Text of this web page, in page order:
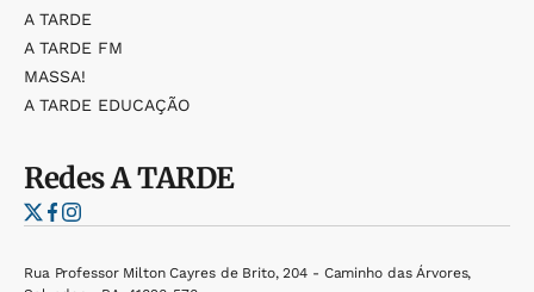
A TARDE
A TARDE FM
MASSA!
A TARDE EDUCAÇÃO
RedesA TARDE
Rua Professor Milton Cayres de Brito, 204 - Caminho das Árvores,